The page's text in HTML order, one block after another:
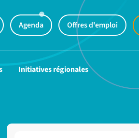
Agenda Offres d'emploi
Initiatives régionales